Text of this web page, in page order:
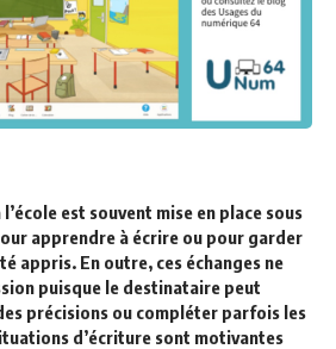
est souvent mise en place sous
apprendre à écrire ou pour garder
appris. En outre, ces échanges ne
puisque le destinataire peut
précisions ou compléter parfois les
d’écriture sont motivantes